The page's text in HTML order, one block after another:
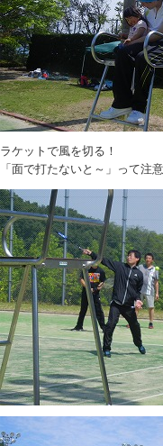
ラケットで風を切る！
「面で打たないと～」って注